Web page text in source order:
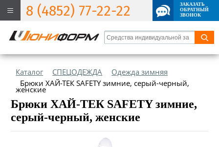
8 (4852) 77-22-22
ЗАКАЗАТЬ
ОБРАТНЫЙ
ЗВОНОК
Каталог СПЕЦОДЕЖДА
Одежда зимняя
Брюки ХАЙ-ТЕК SAFETY зимние, серый-черный,
женские
Брюки ХАЙ-ТЕК SAFETY зимние,
серый-черный, женские